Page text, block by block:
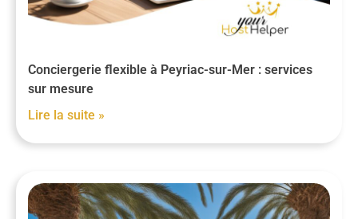
Conciergerie flexible à Peyriac-sur-Mer : services
sur mesure
Lire la suite »